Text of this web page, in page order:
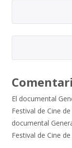
El documental
Festival de Cine
documental
Festival de Cine